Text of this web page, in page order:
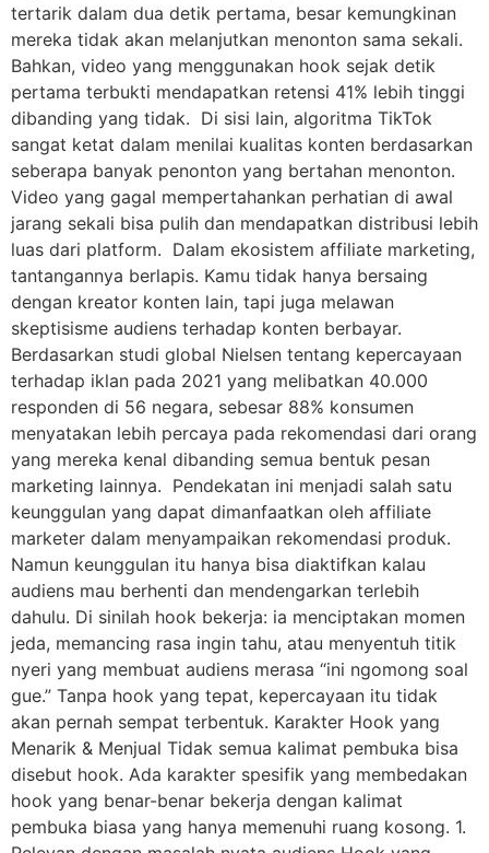
tertarik dalam dua detik pertama, besar kemungkinan
mereka tidak akan melanjutkan menonton sama sekali.
Bahkan, video yang menggunakan hook sejak detik
pertama terbukti mendapatkan retensi 41% lebih tinggi
dibanding yang tidak. Di sisi lain, algoritma TikTok
sangat ketat dalam menilai kualitas konten berdasarkan
seberapa banyak penonton yang bertahan menonton.
Video yang gagal mempertahankan perhatian di awal
jarang sekali bisa pulih dan mendapatkan distribusi lebih
luas dari platform. Dalam ekosistem affiliate marketing,
tantangannya berlapis. Kamu tidak hanya bersaing
dengan kreator konten lain, tapi juga melawan
skeptisisme audiens terhadap konten berbayar.
Berdasarkan studi global Nielsen tentang kepercayaan
terhadap iklan pada 2021 yang melibatkan 40.000
responden di 56 negara, sebesar 88% konsumen
menyatakan lebih percaya pada rekomendasi dari orang
yang mereka kenal dibanding semua bentuk pesan
marketing lainnya. Pendekatan ini menjadi salah satu
keunggulan yang dapat dimanfaatkan oleh affiliate
marketer dalam menyampaikan rekomendasi produk.
Namun keunggulan itu hanya bisa diaktifkan kalau
audiens mau berhenti dan mendengarkan terlebih
dahulu. Di sinilah hook bekerja: ia menciptakan momen
jeda, memancing rasa ingin tahu, atau menyentuh titik
nyeri yang membuat audiens merasa “ini ngomong soal
gue.” Tanpa hook yang tepat, kepercayaan itu tidak
akan pernah sempat terbentuk. Karakter Hook yang
Menarik & Menjual Tidak semua kalimat pembuka bisa
disebut hook. Ada karakter spesifik yang membedakan
hook yang benar-benar bekerja dengan kalimat
pembuka biasa yang hanya memenuhi ruang kosong. 1.